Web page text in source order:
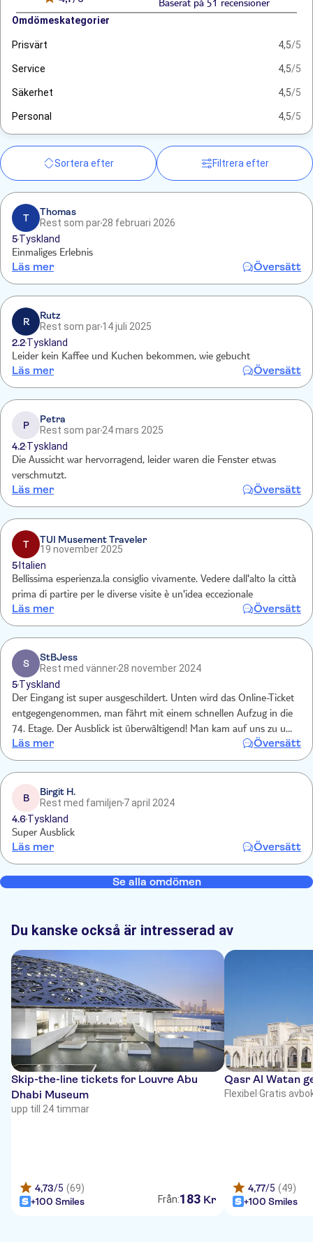
Baserat på 51 recensioner
Omdömeskategorier
Prisvärt 4,5/5
Service 4,5/5
Säkerhet 4,5/5
Personal 4,5/5
Sortera efter Filtrera efter
T
Thomas
Rest som par28 februari 2026
5Tyskland
Einmaliges Erlebnis
Läs mer Översätt
R
Rutz
Rest som par14 juli 2025
2.2Tyskland
Leider kein Kaffee und Kuchen bekommen, wie gebucht
Läs mer Översätt
P
Petra
Rest som par24 mars 2025
4.2Tyskland
Die Aussicht war hervorragend, leider waren die Fenster etwas
verschmutzt.
Läs mer Översätt
T
TUI Musement Traveler
19 november 2025
5 Italien
Bellissima esperienza.la consiglio vivamente. Vedere dall'alto la città
prima di partire per le diverse visite è un'idea eccezionale
Läs mer Översätt
S
StBJess
Rest med vänner28 november 2024
5Tyskland
Der Eingang ist super ausgeschildert. Unten wird das Online-Ticket
entgegengenommen, man fährt mit einem schnellen Aufzug in die
74. Etage. Der Ausblick ist überwältigend! Man kam auf uns zu und
wusste unsere Namen (Kameras?). Kaffee und (glutenfreie) Kuchen
wqren inklusive. Mit glutenfrei haben wir nicht gerechnet, mega. Der
Sonnenuntergang war atemberaubend. Können es nur empfehlen.
Läs mer Översätt
B
Birgit H.
Rest med familjen 7 april 2024
4.6Tyskland
Super Ausblick
Läs mer Översätt
Se alla omdömen
Du kanske också är intresserad av
Skip-the-line tickets for Louvre Abu
Dhabi Museum
upp till 24 timmar
4,73/5 (69)
+100 Smiles
Från:183 Kr
Qasr Al Watan
Flexibel ·Gratis
4,77/5 (49)
+100 Smiles